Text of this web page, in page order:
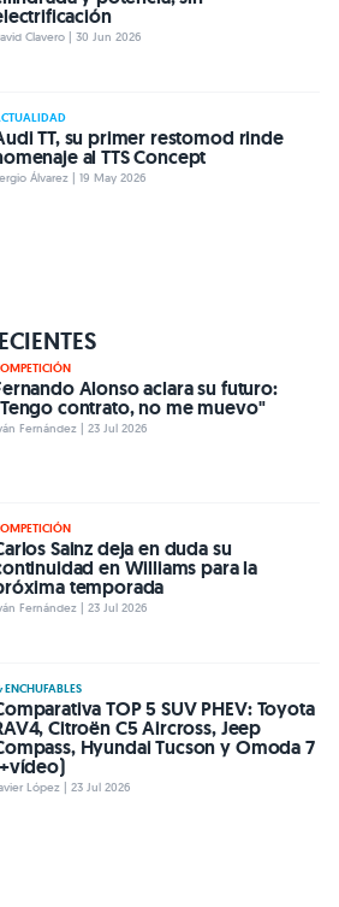
Clavero | 30 Jun 2026
TT, su primer restomod rinde
al TTS Concept
Álvarez | 19 May 2026
Alonso aclara su futuro:
contrato, no me muevo"
Fernández | 23 Jul 2026
Sainz deja en duda su
en Williams para la
temporada
Fernández | 23 Jul 2026
ENCHUFABLES
TOP 5 SUV PHEV: Toyota
Citroën C5 Aircross, Jeep
Hyundai Tucson y Omoda 7
López | 23 Jul 2026